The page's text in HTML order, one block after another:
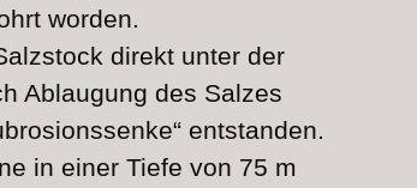
worden.
direkt unter der
Ablaugung des Salzes
entstanden.
in einer Tiefe von 75 m